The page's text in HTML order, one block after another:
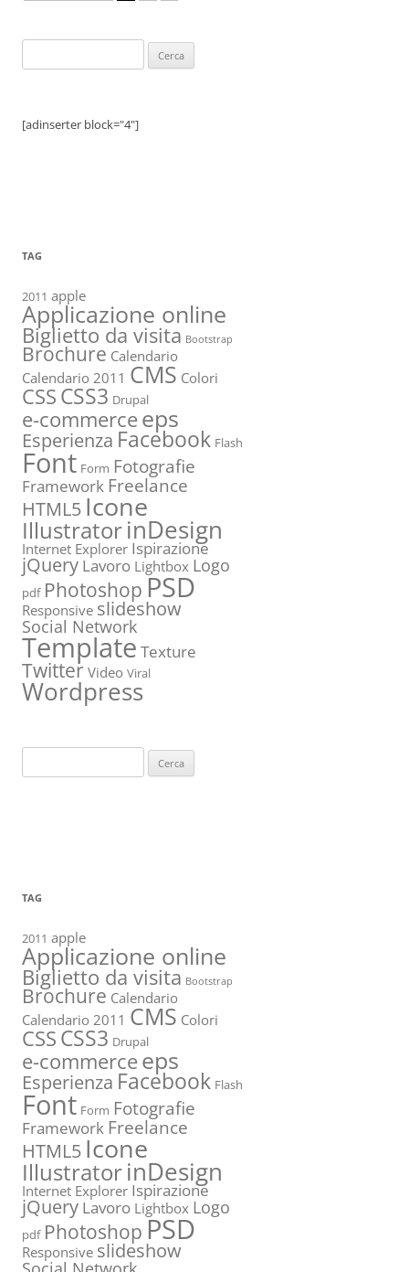
per:
[adinserter block="4"]
TAG
2011 apple
Applicazione online
Biglietto da visita Bootstrap
Brochure Calendario
Calendario 2011 CMS Colori
CSSCSS3 Drupal
e-commerceeps
Esperienza Facebook Flash
Font Form Fotografie
Framework Freelance
HTML5 Icone
IllustratorinDesign
Internet Explorer Ispirazione
jQuery Lavoro Lightbox Logo
pdf PhotoshopPSD
Responsive slideshow
Social Network
Template Texture
TwitterVideo Viral
Wordpress
per:
TAG
2011 apple
Applicazione online
Biglietto da visita Bootstrap
Brochure Calendario
Calendario 2011 CMS Colori
CSSCSS3 Drupal
e-commerceeps
Esperienza Facebook Flash
Font Form Fotografie
Framework Freelance
HTML5 Icone
IllustratorinDesign
Internet Explorer Ispirazione
jQuery Lavoro Lightbox Logo
pdf PhotoshopPSD
Responsive slideshow